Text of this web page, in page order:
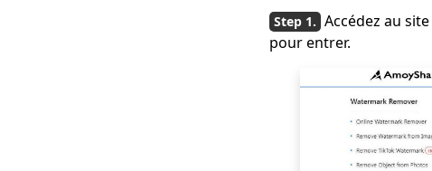
Accédez au
pour entrer.